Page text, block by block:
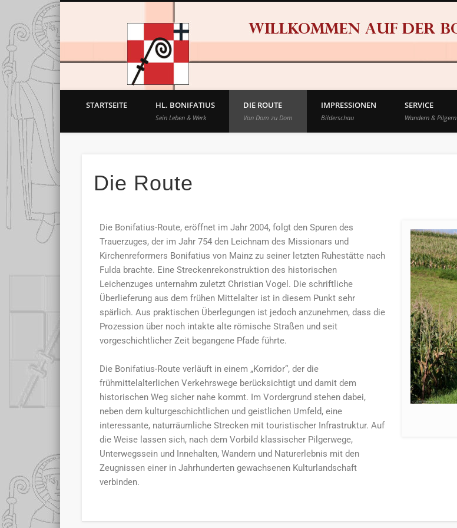
STARTSEITE HL. BONIFATIUS
Sein Leben & Werk
DIE ROUTE
Von Dom zu Dom
IMPRESSIONEN
Bilderschau
SERVICE
Wandern & Pilgern
Die Route
Die Bonifatius-Route, eröffnet im Jahr 2004, folgt den Spuren des
Trauerzuges, der im Jahr 754 den Leichnam des Missionars und
Kirchenreformers Bonifatius von Mainz zu seiner letzten Ruhestätte nach
Fulda brachte. Eine Streckenrekonstruktion des historischen
Leichenzuges unternahm zuletzt Christian Vogel. Die schriftliche
Überlieferung aus dem frühen Mittelalter ist in diesem Punkt sehr
spärlich. Aus praktischen Überlegungen ist jedoch anzunehmen, dass die
Prozession über noch intakte alte römische Straßen und seit
vorgeschichtlicher Zeit begangene Pfade führte.
Die Bonifatius-Route verläuft in einem „Korridor“, der die
frühmittelalterlichen Verkehrswege berücksichtigt und damit dem
historischen Weg sicher nahe kommt. Im Vordergrund stehen dabei,
neben dem kulturgeschichtlichen und geistlichen Umfeld, eine
interessante, naturräumliche Strecken mit touristischer Infrastruktur. Auf
die Weise lassen sich, nach dem Vorbild klassischer Pilgerwege,
Unterwegssein und Innehalten, Wandern und Naturerlebnis mit den
Zeugnissen einer in Jahrhunderten gewachsenen Kulturlandschaft
verbinden.